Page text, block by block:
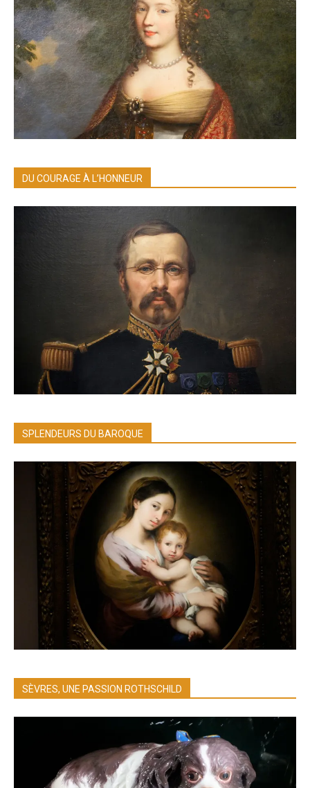
DU COURAGE À L’HONNEUR
SPLENDEURS DU BAROQUE
SÈVRES, UNE PASSION ROTHSCHILD